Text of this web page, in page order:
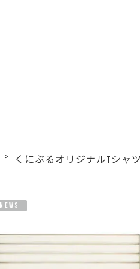
> くにぶるオリジナルTシャ
news